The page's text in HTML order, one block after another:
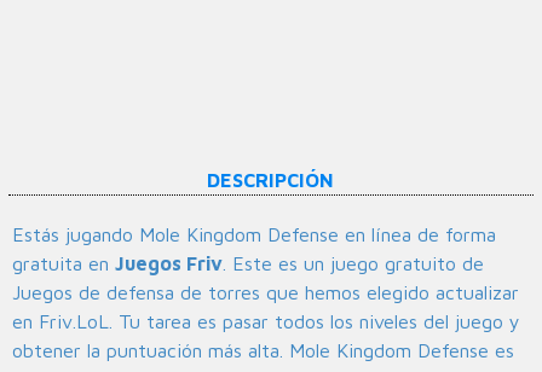
DESCRIPCIÓN
Estás jugando Mole Kingdom Defense en línea de forma
gratuita en Juegos Friv . Este es un juego gratuito de
Juegos de defensa de torres que hemos elegido actualizar
en Friv.LoL. Tu tarea es pasar todos los niveles del juego y
obtener la puntuación más alta. Mole Kingdom Defense es